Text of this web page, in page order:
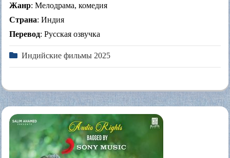
Жанр: Мелодрама, комедия
Страна: Индия
Перевод: Русская озвучка
Индийские фильмы 2025